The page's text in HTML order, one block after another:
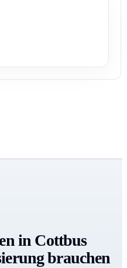
in Cottbus
brauchen